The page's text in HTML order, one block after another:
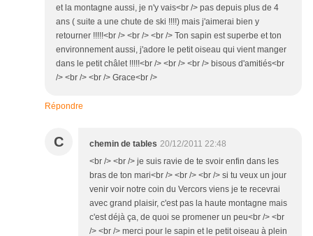
et la montagne aussi, je n'y vais<br /> pas depuis plus de 4
ans ( suite a une chute de ski !!!!) mais j'aimerai bien y
retourner !!!!!<br /> <br /> <br /> Ton sapin est superbe et ton
environnement aussi, j'adore le petit oiseau qui vient manger
dans le petit châlet !!!!!<br /> <br /> <br /> bisous d'amitiés<br
/> <br /> <br /> Grace<br />
Répondre
C chemin de tables 20/12/2011 22:48
<br /> <br /> je suis ravie de te svoir enfin dans les
bras de ton mari<br /> <br /> <br /> si tu veux un jour
venir voir notre coin du Vercors viens je te recevrai
avec grand plaisir, c'est pas la haute montagne mais
c'est déjà ça, de quoi se promener un peu<br /> <br
/> <br /> merci pour le sapin et le petit oiseau à plein